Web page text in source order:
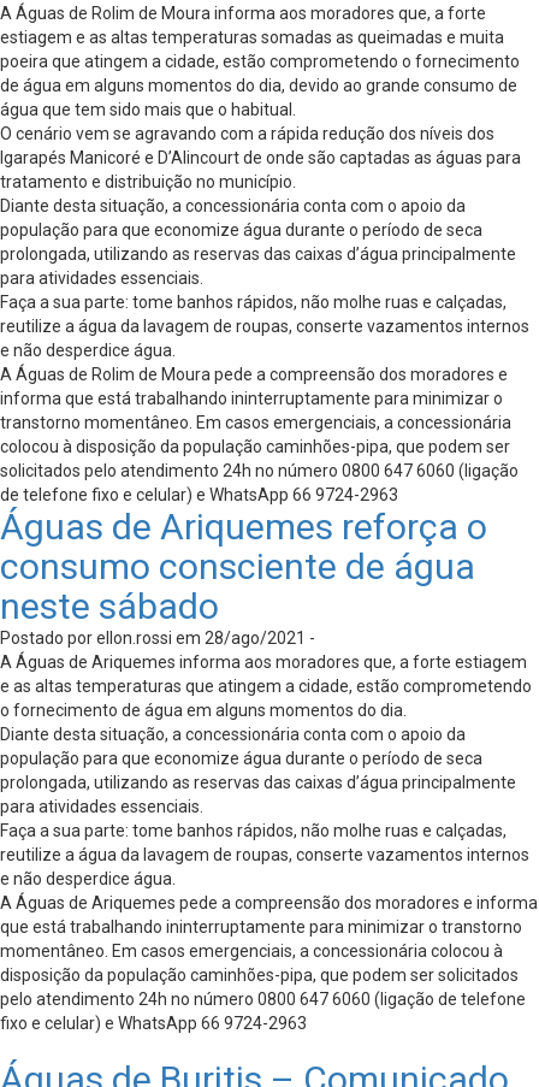
A Águas de Rolim de Moura informa aos moradores que, a forte
estiagem e as altas temperaturas somadas as queimadas e muita
poeira que atingem a cidade, estão comprometendo o fornecimento
de água em alguns momentos do dia, devido ao grande consumo de
água que tem sido mais que o habitual.
O cenário vem se agravando com a rápida redução dos níveis dos
Igarapés Manicoré e D’Alincourt de onde são captadas as águas para
tratamento e distribuição no município.
Diante desta situação, a concessionária conta com o apoio da
população para que economize água durante o período de seca
prolongada, utilizando as reservas das caixas d’água principalmente
para atividades essenciais.
Faça a sua parte: tome banhos rápidos, não molhe ruas e calçadas,
reutilize a água da lavagem de roupas, conserte vazamentos internos
e não desperdice água.
A Águas de Rolim de Moura pede a compreensão dos moradores e
informa que está trabalhando ininterruptamente para minimizar o
transtorno momentâneo. Em casos emergenciais, a concessionária
colocou à disposição da população caminhões-pipa, que podem ser
solicitados pelo atendimento 24h no número 0800 647 6060 (ligação
de telefone fixo e celular) e WhatsApp 66 9724-2963
Águas de Ariquemes reforça o
consumo consciente de água
neste sábado
Postado por ellon.rossi em 28/ago/2021 -
A Águas de Ariquemes informa aos moradores que, a forte estiagem
e as altas temperaturas que atingem a cidade, estão comprometendo
o fornecimento de água em alguns momentos do dia.
Diante desta situação, a concessionária conta com o apoio da
população para que economize água durante o período de seca
prolongada, utilizando as reservas das caixas d’água principalmente
para atividades essenciais.
Faça a sua parte: tome banhos rápidos, não molhe ruas e calçadas,
reutilize a água da lavagem de roupas, conserte vazamentos internos
e não desperdice água.
A Águas de Ariquemes pede a compreensão dos moradores e informa
que está trabalhando ininterruptamente para minimizar o transtorno
momentâneo. Em casos emergenciais, a concessionária colocou à
disposição da população caminhões-pipa, que podem ser solicitados
pelo atendimento 24h no número 0800 647 6060 (ligação de telefone
fixo e celular) e WhatsApp 66 9724-2963